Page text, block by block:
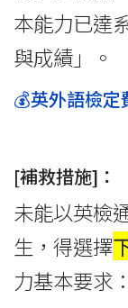
本能力已達
與成績」。
💰英外語檢
[補救措施]：
未能以英檢
生，得選擇
力基本要求：